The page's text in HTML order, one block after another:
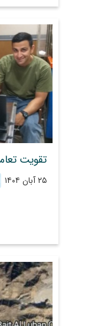
۲۵ آبان ۱۴۰۴